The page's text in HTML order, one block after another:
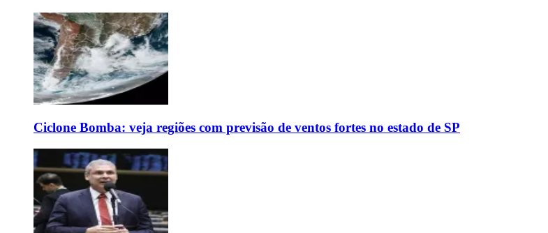
Ciclone Bomba: veja regiões com previsão de ventos fortes no estado de SP